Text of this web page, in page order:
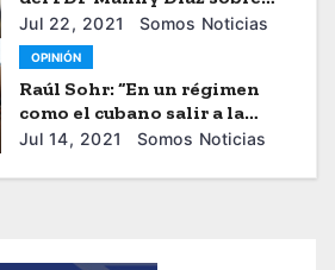
Decisión de Juez Federal Que
Bloquea Nuevas Solicitudes
de DACA
Jul 22, 2021 Somos Noticias
OPINIÓN
Raúl Sohr: “En un régimen
como el cubano salir a la
calle tiene costos muy altos”
Jul 14, 2021 Somos Noticias